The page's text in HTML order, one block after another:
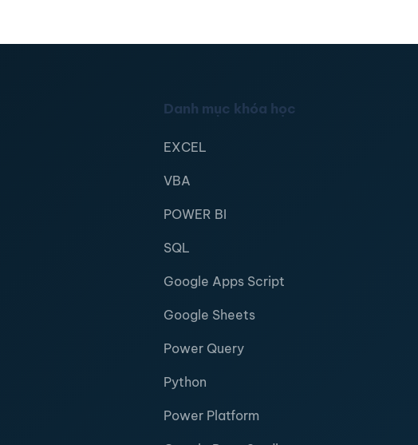
Danh mục khóa học
EXCEL
VBA
POWER BI
SQL
Google Apps Script
Google Sheets
Power Query
Python
Power Platform